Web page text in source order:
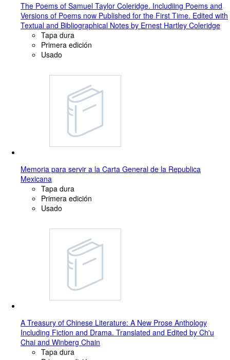
The Poems of Samuel Taylor Coleridge. Includiing Poems and
Versions of Poems now Published for the First Time. Edited with
Textual and Bibliographical Notes by Ernest Hartley Coleridge
Tapa dura
Primera edición
Usado
Memoria para servir a la Carta General de la Republica
Mexicana
Tapa dura
Primera edición
Usado
A Treasury of Chinese Literature: A New Prose Anthology
Including Fiction and Drama. Translated and Edited by Ch'u
Chai and Winberg Chain
Tapa dura